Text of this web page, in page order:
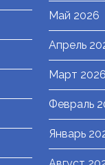
Май 2026
Апрель
Март 2026
Февраль
Январь